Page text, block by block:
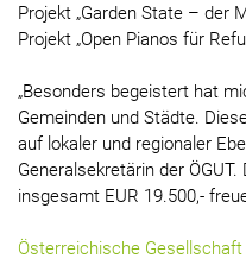
Projekt „Garden State – der
Projekt „Open Pianos für
„Besonders begeistert hat
Gemeinden und Städte.
auf lokaler und regionaler
Generalsekretärin der
insgesamt EUR 19.500,-
Österreichische